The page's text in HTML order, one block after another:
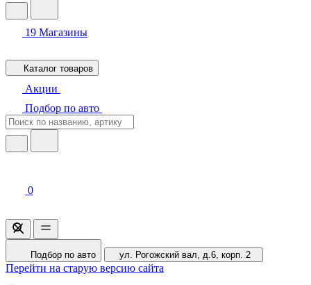
19 Магазины
Каталог товаров
Акции
Подбор по авто
0
Подбор по авто ул. Рогожский вал, д.6, корп. 2
Перейти на старую версию сайта